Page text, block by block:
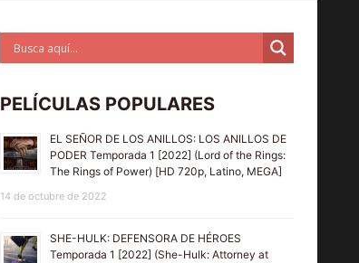
PELÍCULAS POPULARES
EL SEÑOR DE LOS ANILLOS: LOS ANILLOS DE
PODER Temporada 1 [2022] (Lord of the Rings:
The Rings of Power) [HD 720p, Latino, MEGA]
14 de octubre de 2022
SHE-HULK: DEFENSORA DE HÉROES
Temporada 1 [2022] (She-Hulk: Attorney at